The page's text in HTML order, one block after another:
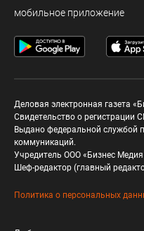
мобильное приложение
Деловая электронная газета
Свидетельство о
Выдано федеральной службой
коммуникаций.
Учредитель ООО «Бизнес Медия
Шеф-редактор (главный
Политика о персональных